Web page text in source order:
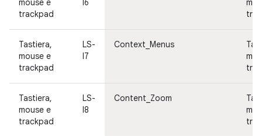
mouse e
trackpad
I6
Tastiera,
mouse e
trackpad
LS-
I7
Context_Menus
Tastiera,
mouse e
trackpad
LS-
I8
Content_Zoom